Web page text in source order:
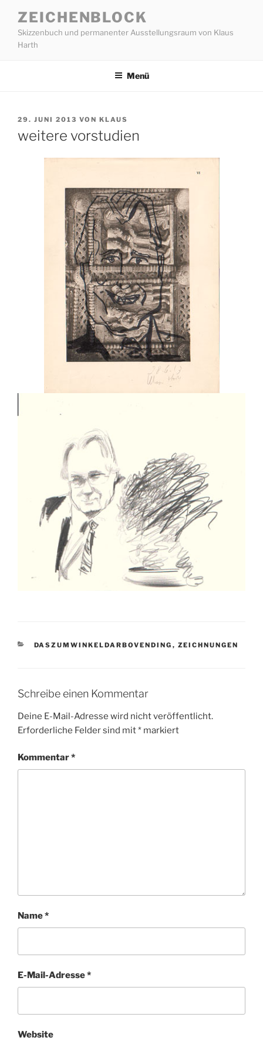
Inhalt
springen
ZEICHENBLOCK
Skizzenbuch und permanenter Ausstellungsraum von Klaus
Harth
Menü
VERÖFFENTLICHT
29. JUNI 2013 VON KLAUS
weitere vorstudien
KATEGORIEN
DASZUMWINKELDARBOVENDING , ZEICHNUNGEN
Schreibe einen Kommentar
Deine E-Mail-Adresse wird nicht veröffentlicht.
Erforderliche Felder sind mit* markiert
Kommentar*
Name*
E-Mail-Adresse*
Website